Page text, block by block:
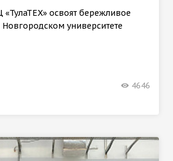
освоят бережливое
университете
4646